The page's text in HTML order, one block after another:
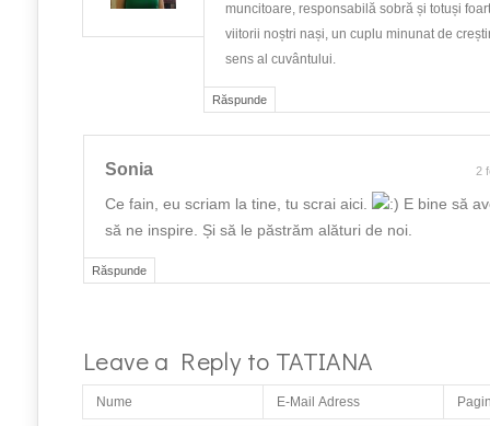
Răspunde
muncitoare, responsabilă sobră și totuși
viitorii noștri nași, un cuplu minunat de
sens al cuvântului.
Răspunde
Sonia 2
Ce fain, eu scriam la tine, tu scrai aici.
E bine să
să ne inspire. Și să le păstrăm alături de noi.
Leave a Reply to TATIANA